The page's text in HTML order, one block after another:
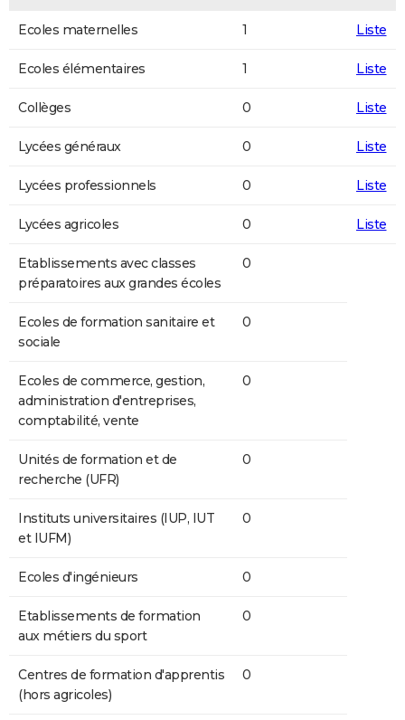
Ecoles maternelles 1 Liste
Ecoles élémentaires 1 Liste
Collèges 0 Liste
Lycées généraux 0 Liste
Lycées professionnels 0 Liste
Lycées agricoles 0 Liste
Etablissements avec classes
préparatoires aux grandes écoles
0
Ecoles de formation sanitaire et
sociale
0
Ecoles de commerce, gestion,
administration d'entreprises,
comptabilité, vente
0
Unités de formation et de
recherche (UFR)
0
Instituts universitaires (IUP, IUT
et IUFM)
0
Ecoles d'ingénieurs 0
Etablissements de formation
aux métiers du sport
0
Centres de formation d'apprentis
(hors agricoles)
0